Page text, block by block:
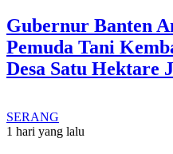
Gubernur Banten
Pemuda Tani
Desa Satu Hektare
SERANG
1 hari yang lalu